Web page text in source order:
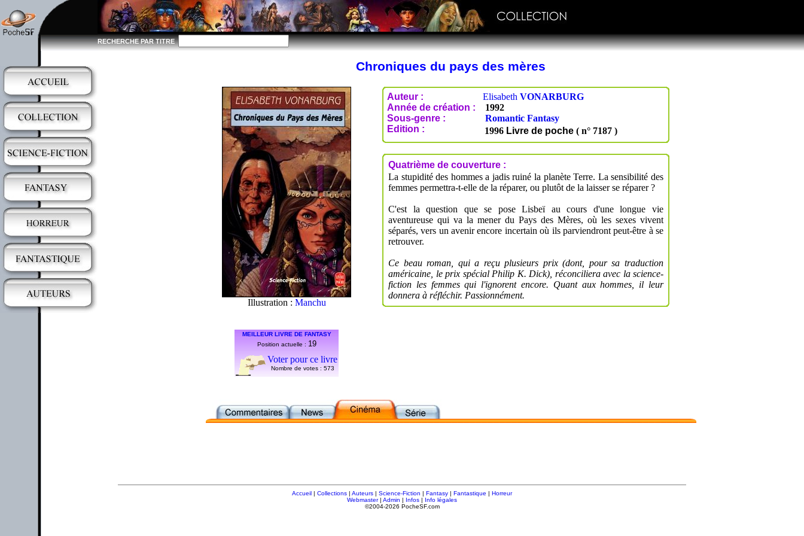
RECHERCHE PAR TITRE
Chroniques du pays des mères
Illustration : Manchu
MEILLEUR LIVRE DE FANTASY
Position actuelle : 19
Voter pour ce livre
Nombre de votes : 573
Auteur : Elisabeth VONARBURG
Année de création :
1992
Sous-genre :
Romantic Fantasy
Edition :
1996 Livre de poche ( n° 7187 )
Quatrième de couverture :
La stupidité des hommes a jadis ruiné la planète Terre. La sensibilité des
femmes permettra-t-elle de la réparer, ou plutôt de la laisser se réparer ?
C'est la question que se pose Lisbeï au cours d'une longue vie
aventureuse qui va la mener du Pays des Mères, où les sexes vivent
séparés, vers un avenir encore incertain où ils parviendront peut-être à se
retrouver.
Ce beau roman, qui a reçu plusieurs prix (dont, pour sa traduction
américaine, le prix spécial Philip K. Dick), réconciliera avec la science-
fiction les femmes qui l'ignorent encore. Quant aux hommes, il leur
donnera à réfléchir. Passionnément.
Accueil | Collections | Auteurs | Science-Fiction | Fantasy | Fantastique | Horreur
Webmaster| Admin | Infos | Info légales
©2004-2026 PocheSF.com